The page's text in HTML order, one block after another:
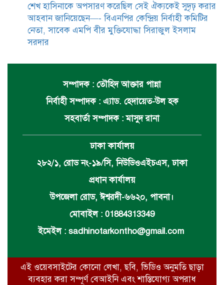
শেখ হাসিনাকে অপসারণ করেছিল সেই ঐক্যকেই সুদৃঢ় করার
আহবান জানিয়েছেন—- বিএনপির কেন্দ্রিয় নির্বাহী কমিটির
নেতা, সাবেক এমপি বীর মুক্তিযোদ্ধা সিরাজুল ইসলাম
সরদার
সম্পাদক : তৌহিদ আক্তার পান্না
নির্বাহী সম্পাদক : এ্যাড. হেদায়েত-উল হক
সহবার্তা সম্পাদক : মাসুদ রানা
ঢাকা কার্যালয়
২৮২/১, রোড নং-১৯/সি, নিউডিওএইচএস, ঢাকা
প্রধান কার্যালয়
উপজেলা রোড, ঈশ্বরদী-৬৬২০, পাবনা।
মোবাইল : 01884313349
ইমেইল : sadhinotarkontho@gmail.com
এই ওয়েবসাইটের কোনো লেখা, ছবি, ভিডিও অনুমতি ছাড়া
ব্যবহার করা সম্পূর্ণ বেআইনি এবং শাস্তিযোগ্য অপরাধ